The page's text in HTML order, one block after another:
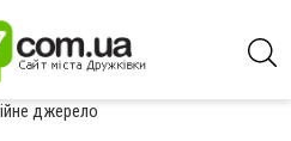
джерело